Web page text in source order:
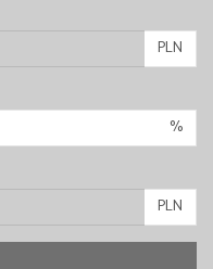
PLN
%
PLN